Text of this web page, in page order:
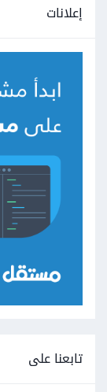
إعلانات
تابعنا على